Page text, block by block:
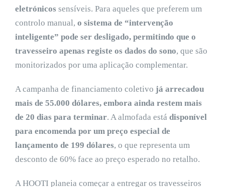
eletrónicos sensíveis. Para aqueles que preferem um
controlo manual, o sistema de “intervenção
inteligente” pode ser desligado, permitindo que o
travesseiro apenas registe os dados do sono, que são
monitorizados por uma aplicação complementar.
A campanha de financiamento coletivo já arrecadou
mais de 55.000 dólares, embora ainda restem mais
de 20 dias para terminar. A almofada está disponível
para encomenda por um preço especial de
lançamento de 199 dólares, o que representa um
desconto de 60% face ao preço esperado no retalho.
A HOOTI planeia começar a entregar os travesseiros